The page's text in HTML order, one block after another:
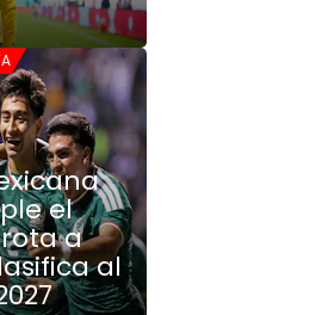
el
a
al